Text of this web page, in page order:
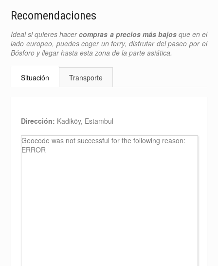
Recomendaciones
Ideal si quieres hacercompras a precios más bajosque en el
lado europeo, puedes coger un ferry, disfrutar del paseo por el
Bósforo y llegar hasta esta zona de la parte asiática.
Situación Transporte
Dirección: Kadiköy, Estambul
Geocode was not successful for the following reason:
ERROR